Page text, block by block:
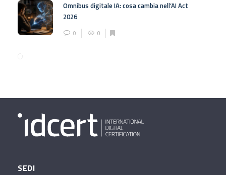
Omnibus digitale IA: cosa cambia nell’AI Act
2026
0 0
SEDI